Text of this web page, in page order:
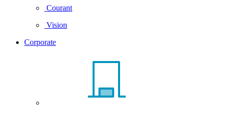
Courant
Vision
Corporate